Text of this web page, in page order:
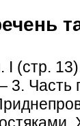
I (стр.
3. Часть